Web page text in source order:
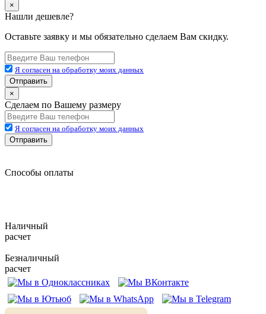
×
Нашли дешевле?
Оставьте заявку и мы обязательно сделаем Вам скидку.
Я согласен на обработку моих данных
Отправить
×
Сделаем по Вашему размеру
Я согласен на обработку моих данных
Отправить
Способы оплаты
Наличный
расчет
Безналичный
расчет